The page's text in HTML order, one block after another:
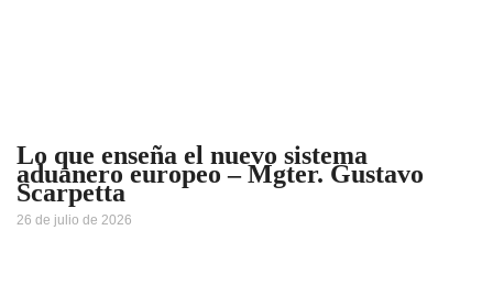
Lo que enseña el nuevo sistema
aduanero europeo – Mgter. Gustavo
Scarpetta
26 de julio de 2026